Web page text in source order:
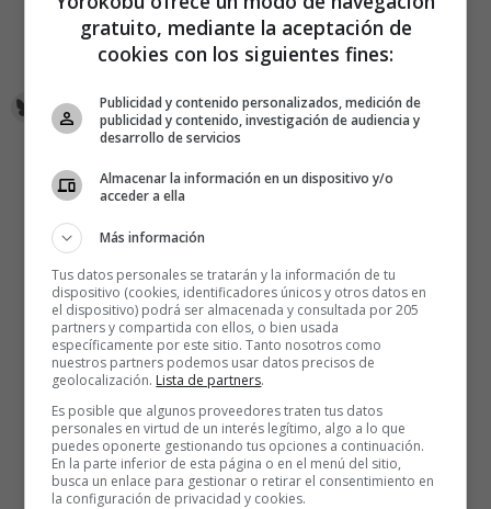
El Madrid que se está yendo…
gratuito, mediante la aceptación de
cookies con los siguientes fines:
Publicidad y contenido personalizados, medición de
publicidad y contenido, investigación de audiencia y
desarrollo de servicios
Almacenar la información en un dispositivo y/o
acceder a ella
Más información
Tus datos personales se tratarán y la información de tu
dispositivo (cookies, identificadores únicos y otros datos en
el dispositivo) podrá ser almacenada y consultada por 205
partners y compartida con ellos, o bien usada
específicamente por este sitio. Tanto nosotros como
nuestros partners podemos usar datos precisos de
geolocalización. Lista de partners.
Es posible que algunos proveedores traten tus datos
personales en virtud de un interés legítimo, algo a lo que
puedes oponerte gestionando tus opciones a continuación.
En la parte inferior de esta página o en el menú del sitio,
busca un enlace para gestionar o retirar el consentimiento en
la configuración de privacidad y cookies.